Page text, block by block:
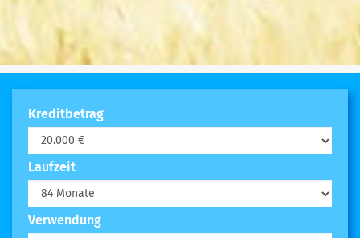
Kreditbetrag
Laufzeit
Verwendung